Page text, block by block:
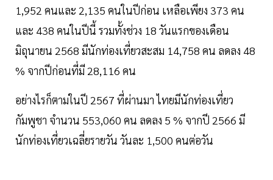
1,952 คนและ 2,135 คนในปีก่อน เหลือเพียง 373 คน
และ 438 คนในปีนี้ รวมทั้งช่วง 18 วันแรกของเดือน
มิถุนายน 2568 มีนักท่องเที่ยวสะสม 14,758 คน ลดลง 48
% จากปีก่อนที่มี 28,116 คน
อย่างไรก็ตามในปี 2567 ที่ผ่านมา ไทยมีนักท่องเที่ยว
กัมพูชา จำนวน 553,060 คน ลดลง 5 % จากปี 2566 มี
นักท่องเที่ยวเฉลี่ยรายวัน วันละ 1,500 คนต่อวัน